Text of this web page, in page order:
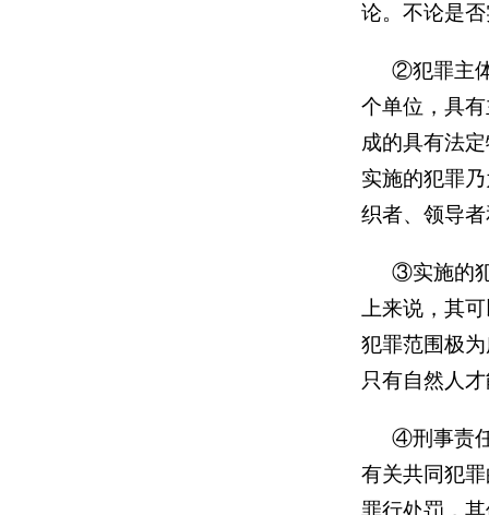
论。不论是
②犯罪主
个单位，具
成的具有法
实施的犯罪
织者、领导
③实施的
上来说，其
犯罪范围极
只有自然人
④刑事责
有关共同犯
罪行处罚，